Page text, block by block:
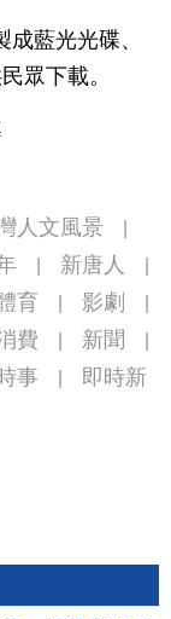
藍光光碟、
眾下載。
人文風景
新唐人
育 影劇
費 新聞
事
即時新